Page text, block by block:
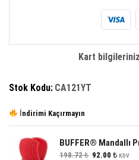
Kart
Stok Kodu: CA121YT
İndirimi Kaçırmayın
198.72₺ Orijinal
92.00 ₺Şu
KDV